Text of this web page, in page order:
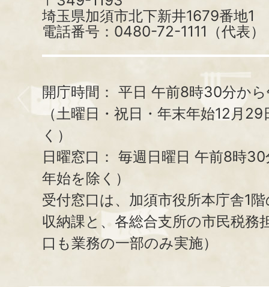
埼玉県加須市北下新井1679番地1
電話番号：0480-72-1111（代表）
開庁時間： 平日 午前8時30分か
（土曜日・祝日・年末年始12月
く）
日曜窓口： 毎週日曜日 午前8時
年始を除く）
受付窓口は、加須市役所本庁舎1
収納課と、 各総合支所の市民税務
口も業務の一部のみ実施）